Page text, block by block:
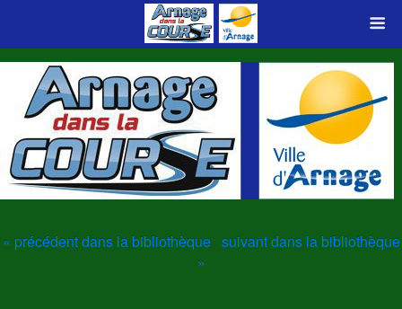
« précédent dans la bibliothèque suivant dans la bibliothèque
»